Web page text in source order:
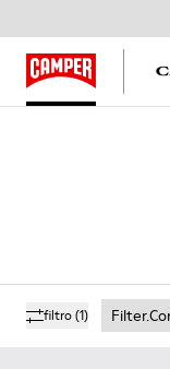
filtro(1)